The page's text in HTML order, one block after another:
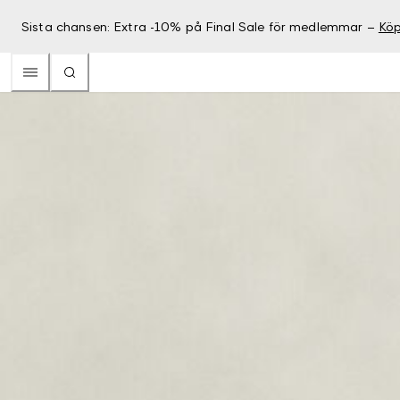
Sista chansen: Extra -10% på Final Sale för medlemmar –